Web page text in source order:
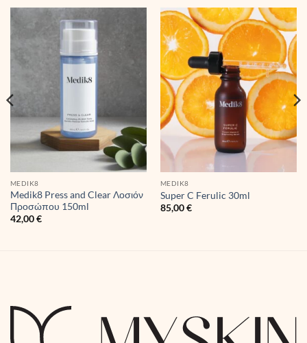
MEDIK8
Medik8 Press and Clear Λοσιόν
Προσώπου 150ml
42,00€
MEDIK8
Super C Ferulic 30ml
85,00€